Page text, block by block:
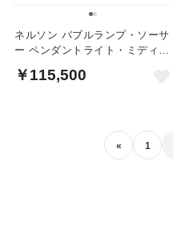
ネルソン バブルランプ・ソーサ
ー ペンダントライト・ミディア
￥115,500
« 1